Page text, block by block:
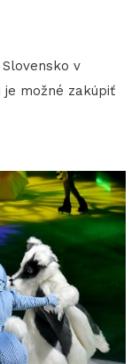
v
možné zakúpiť